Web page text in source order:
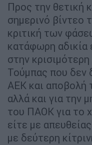
Προς την θετική
σημερινό βίντεο
κριτική των
κατάφωρη αδικία
στην
Τούμπας που δεν
ΑΕΚ και αποβολή
αλλά και για την
του ΠΑΟΚ για το
είτε με
με δεύτερη